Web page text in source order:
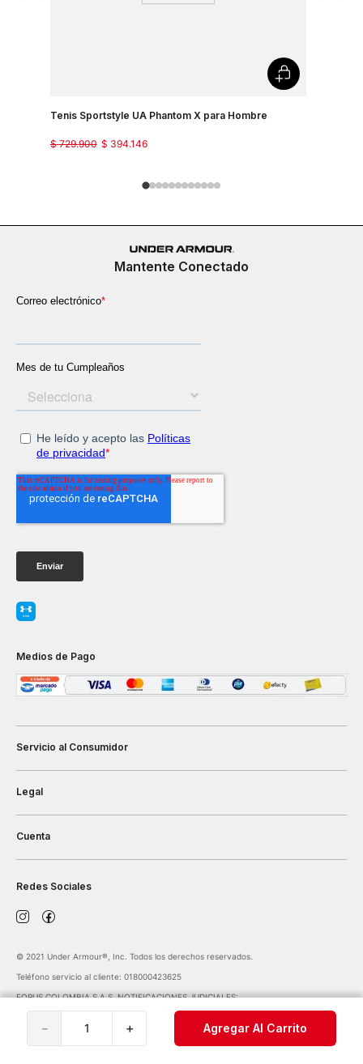
＋
－ Agregar Al Carrito
Tenis Sportstyle UA Phantom X para Hombre
$ 394.146
$ 729.900
Mantente Conectado
Medios de Pago
Servicio al Consumidor
Legal
Cuenta
Redes Sociales
©️ 2021 Under Armour®️, Inc. Todos los derechos reservados.
Teléfono servicio al cliente: 018000423625
FORUS COLOMBIA S.A.S. NOTIFICACIONES JUDICIALES:
notificaciones@forus.com.co
| Av. Carrera 45 Nº 108-27 BOGOTÁ COLOMBIA